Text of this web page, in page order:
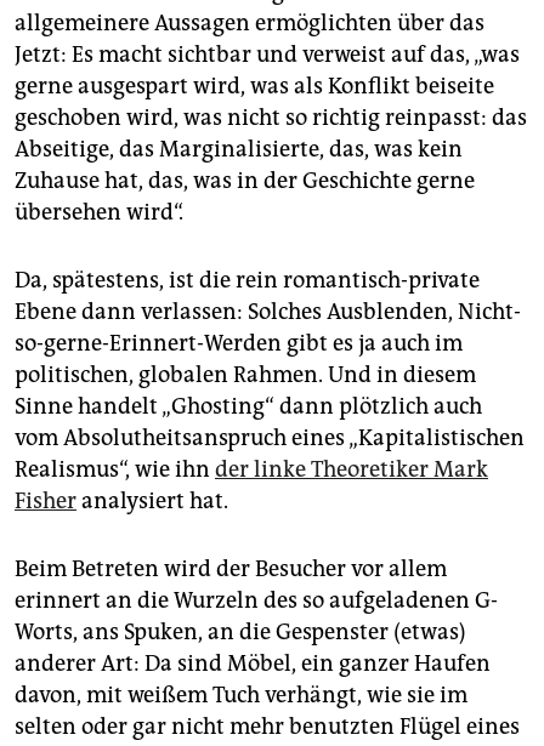
allgemeinere Aussagen ermöglichten über das
Jetzt: Es macht sichtbar und verweist auf das, „was
gerne ausgespart wird, was als Konflikt beiseite
geschoben wird, was nicht so richtig reinpasst: das
Abseitige, das Marginalisierte, das, was kein
Zuhause hat, das, was in der Geschichte gerne
übersehen wird“.
Da, spätestens, ist die rein romantisch-private
Ebene dann verlassen: Solches Ausblenden, Nicht-
so-gerne-Erinnert-Werden gibt es ja auch im
politischen, globalen Rahmen. Und in diesem
Sinne handelt „Ghosting“ dann plötzlich auch
vom Absolutheitsanspruch eines „Kapitalistischen
Realismus“, wie ihn der linke Theoretiker Mark
Fisheranalysiert hat.
Beim Betreten wird der Besucher vor allem
erinnert an die Wurzeln des so aufgeladenen G-
Worts, ans Spuken, an die Gespenster (etwas)
anderer Art: Da sind Möbel, ein ganzer Haufen
davon, mit weißem Tuch verhängt, wie sie im
selten oder gar nicht mehr benutzten Flügel eines